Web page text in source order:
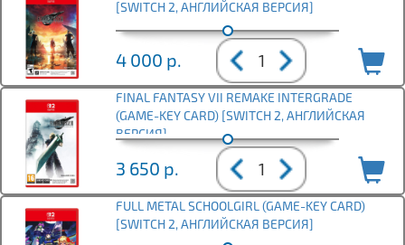
[SWITCH 2, АНГЛИЙСКАЯ ВЕРСИЯ]
4 000 р.
FINAL FANTASY VII REMAKE INTERGRADE
(GAME-KEY CARD) [SWITCH 2, АНГЛИЙСКАЯ
ВЕРСИЯ]
3 650 р.
FULL METAL SCHOOLGIRL (GAME-KEY CARD)
[SWITCH 2, АНГЛИЙСКАЯ ВЕРСИЯ]